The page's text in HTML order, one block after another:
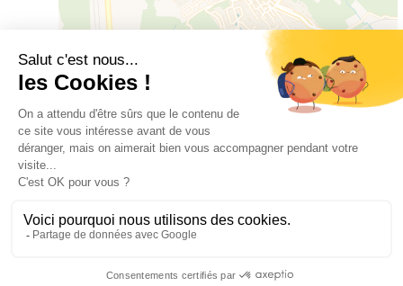
Leaflet
ALOJAMIENTO
1
COMODIDADES